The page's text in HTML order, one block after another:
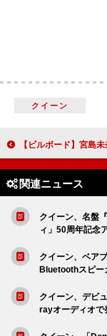
クイーン
【ビルボード】宮島未奈『成瀬は都を駆け抜ける』が“Bungei
関連ニュース
クイーン、名盤
ィ」50周年記念
クイーン、ベア
Bluetoothスピー
クイーン、デビ
rayオーディオで